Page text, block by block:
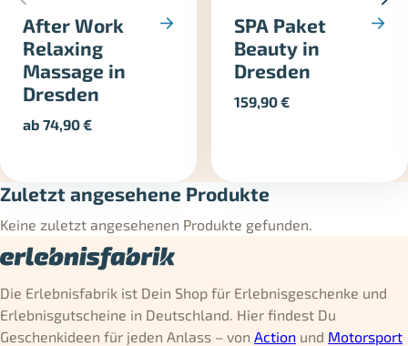
After Work
Relaxing
Massage in
Dresden
ab74,90€
SPA Paket
Beauty in
Dresden
159,90€
Zuletzt angesehene Produkte
Keine zuletzt angesehenen Produkte gefunden.
Die Erlebnisfabrik ist Dein Shop für Erlebnisgeschenke und
Erlebnisgutscheine in Deutschland. Hier findest Du
Geschenkideen für jeden Anlass – von Action und Motorsport